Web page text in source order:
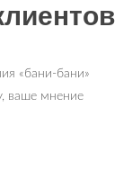
«бани-бани»
ваше мнение